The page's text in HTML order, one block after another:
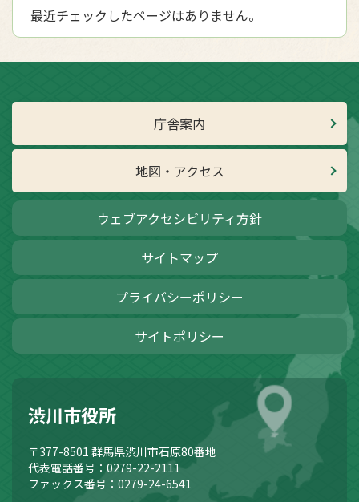
最近チェックしたページはありません。
庁舎案内
地図・アクセス
ウェブアクセシビリティ方針
サイトマップ
プライバシーポリシー
サイトポリシー
渋川市役所
〒377-8501 群馬県渋川市石原80番地
代表電話番号：0279-22-2111
ファックス番号：0279-24-6541